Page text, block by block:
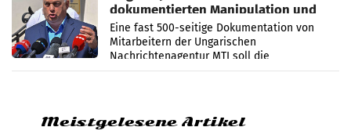
dokumentierten Manipulation und
Zensur
Eine fast 500-seitige Dokumentation von
Mitarbeitern der Ungarischen
Nachrichtenagentur MTI soll die
systematische Nachrichten-Manipulation und
Meistgelesene Artikel